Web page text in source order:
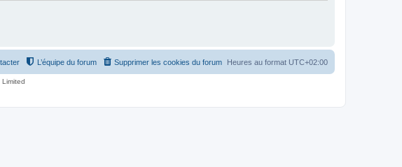
Heures au format UTC+02:00
Supprimer les cookies du forum
L’équipe du forum